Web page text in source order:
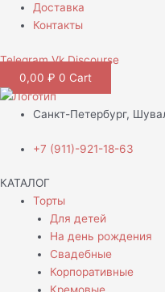
Доставка
Контакты
Telegram Vk Discourse
0,00 ₽ 0 Cart
Санкт-Петербург,
+7 (911)-921-18-63
КАТАЛОГ
Торты
Для детей
На день рождения
Свадебные
Корпоративные